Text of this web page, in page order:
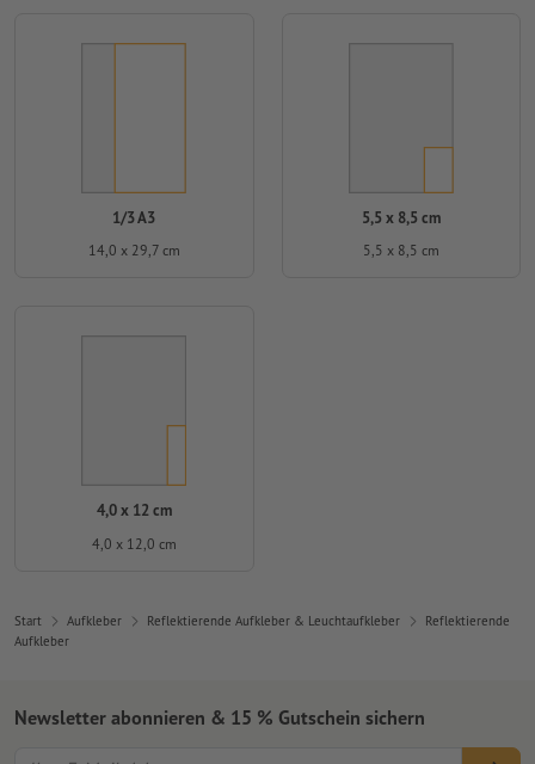
1/3 A3
14,0 x 29,7 cm
5,5 x 8,5 cm
5,5 x 8,5 cm
4,0 x 12 cm
4,0 x 12,0 cm
Start Aufkleber Reflektierende Aufkleber & Leuchtaufkleber
Reflektierende
Aufkleber
Newsletter abonnieren & 15 % Gutschein sichern